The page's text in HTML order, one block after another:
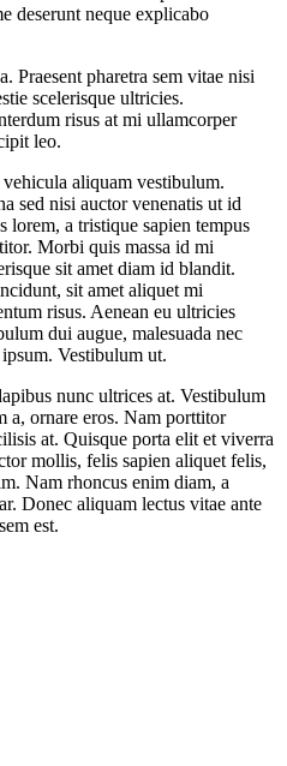
deserunt neque explicabo
Praesent pharetra sem vitae nisi
scelerisque ultricies.
risus at mi ullamcorper
leo.
aliquam vestibulum.
sed nisi auctor venenatis ut id
lorem, a tristique sapien tempus
Morbi quis massa id mi
sit amet diam id blandit.
sit amet aliquet mi
risus. Aenean eu ultricies
dui augue, malesuada nec
Vestibulum ut.
nunc ultrices at. Vestibulum
a, ornare eros. Nam porttitor
at. Quisque porta elit et viverra
mollis, felis sapien aliquet felis,
Nam rhoncus enim diam, a
Donec aliquam lectus vitae ante
est.